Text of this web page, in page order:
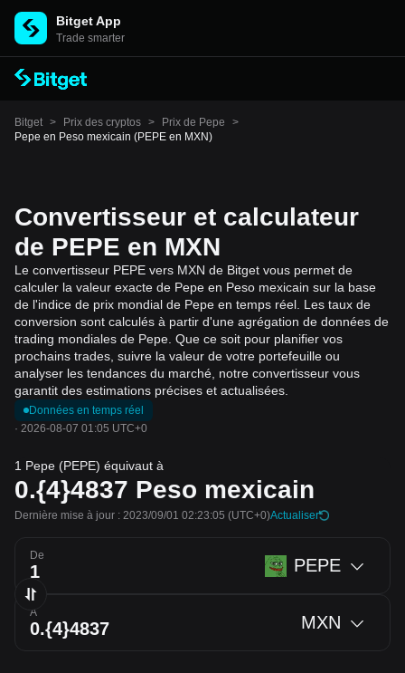
Bitget App
Trade smarter
Bitget > Prix des cryptos > Prix de Pepe
>
Pepe en Peso mexicain (PEPE en MXN)
Convertisseur et calculateur
de PEPE en MXN
Le convertisseur PEPE vers MXN de Bitget vous permet de
calculer la valeur exacte de Pepe en Peso mexicain sur la base
de l'indice de prix mondial de Pepe en temps réel. Les taux de
conversion sont calculés à partir d'une agrégation de données de
trading mondiales de Pepe. Que ce soit pour planifier vos
prochains trades, suivre la valeur de votre portefeuille ou
analyser les tendances du marché, notre convertisseur vous
garantit des estimations précises et actualisées.
Données en temps réel
· 2026-08-07 01:05 UTC+0
1 Pepe (PEPE) équivaut à
0.{4}4837 Peso mexicain
Dernière mise à jour : 2023/09/01 02:23:05 (UTC+0)Actualiser
De PEPE
À MXN